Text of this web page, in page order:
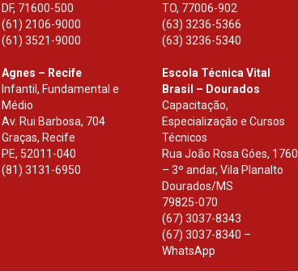
DF, 71600-500
(61) 2106-9000
(61) 3521-9000
TO, 77006-902
(63) 3236-5366
(63) 3236-5340
Agnes – Recife
Infantil, Fundamental e
Médio
Av. Rui Barbosa, 704
Graças, Recife
PE, 52011-040
(81) 3131-6950
Escola Técnica Vital
Brasil – Dourados
Capacitação,
Especialização e Cursos
Técnicos
Rua João Rosa Góes, 1760
– 3º andar, Vila Planalto
Dourados/MS
79825-070
(67) 3037-8343
(67) 3037-8340 –
WhatsApp